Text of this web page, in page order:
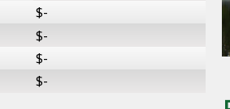
$-
$-
$-
$-